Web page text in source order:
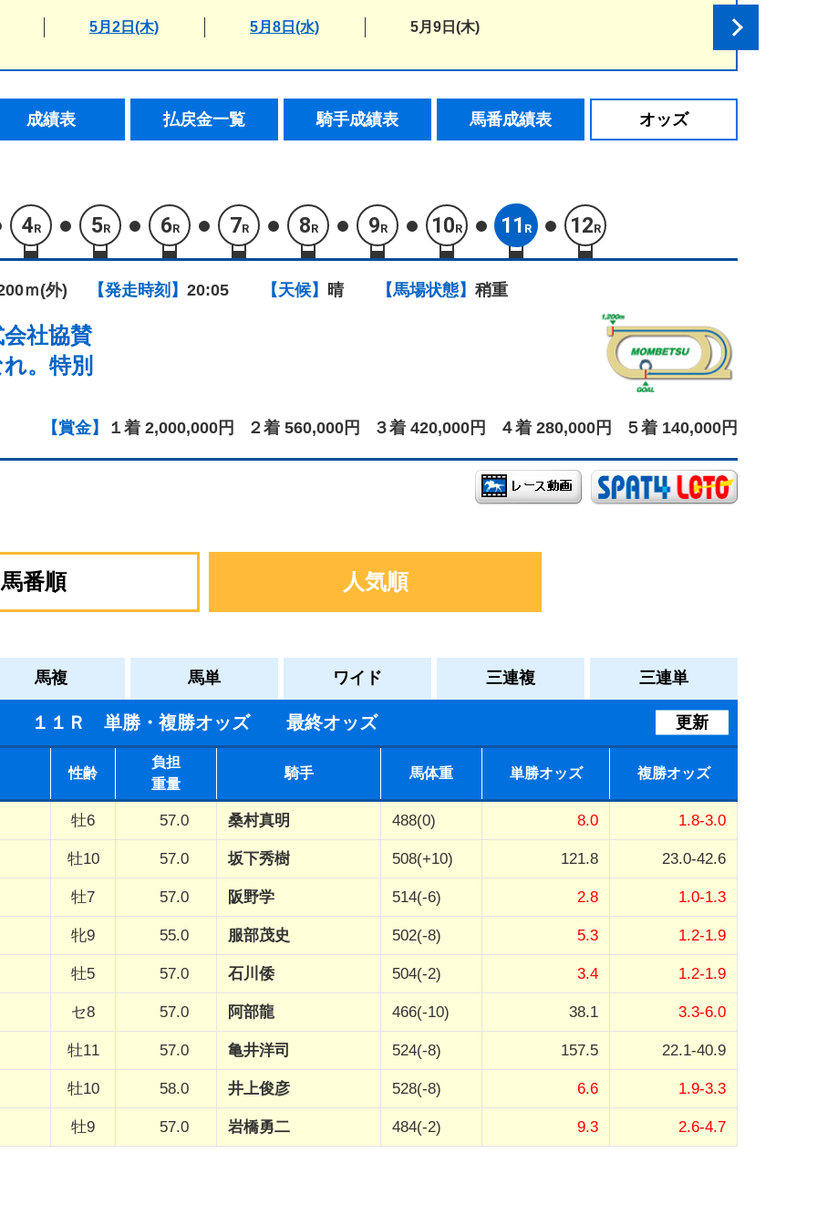
5月2日(木) 5月8日(水) 5月9日(木)
成績表 払戻金一覧 騎手成績表 馬番成績表 オッズ
4R 5R 6R 7R 8R 9R 10R 11 R 12R
ｍ(外) 【発走時刻】 20:05 【天候】 晴 【馬場状態】 稍重
社協賛
。特別
【賞金】 １着 2,000,000円 ２着 560,000円 ３着 420,000円 ４着 280,000円 ５着 140,000円
馬番順 人気順
馬複 馬単 ワイド 三連複 三連単
１１Ｒ 単勝・複勝オッズ 最終オッズ 更新
性齢
負担
重量
騎手 馬体重 単勝オッズ 複勝オッズ
牡6 57.0 桑村真明 488(0) 8.0 1.8-3.0
牡10 57.0 坂下秀樹 508(+10) 121.8 23.0-42.6
牡7 57.0 阪野学 514(-6) 2.8 1.0-1.3
牝9 55.0 服部茂史 502(-8) 5.3 1.2-1.9
牡5 57.0 石川倭 504(-2) 3.4 1.2-1.9
セ8 57.0 阿部龍 466(-10) 38.1 3.3-6.0
牡11 57.0 亀井洋司 524(-8) 157.5 22.1-40.9
牡10 58.0 井上俊彦 528(-8) 6.6 1.9-3.3
牡9 57.0 岩橋勇二 484(-2) 9.3 2.6-4.7